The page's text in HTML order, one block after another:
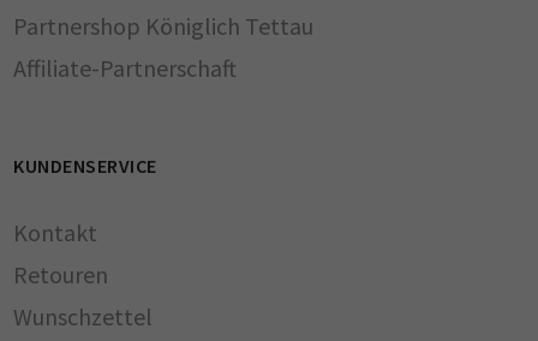
Partnershop Königlich Tettau
Affiliate-Partnerschaft
KUNDENSERVICE
Kontakt
Retouren
Wunschzettel